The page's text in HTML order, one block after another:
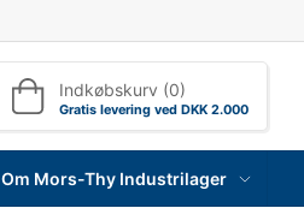
Indkøbskurv (0)
Gratis levering ved DKK 2.000
Om Mors-Thy Industrilager